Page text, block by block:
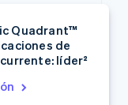
Quadrant™
de
líder²